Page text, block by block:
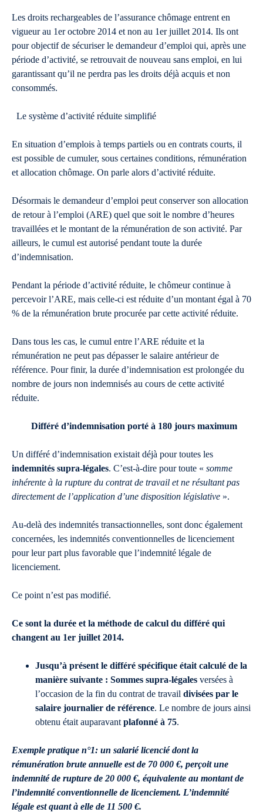
Les droits rechargeables de l’assurance chômage entrent en
vigueur au 1er octobre 2014 et non au 1er juillet 2014. Ils ont
pour objectif de sécuriser le demandeur d’emploi qui, après une
période d’activité, se retrouvait de nouveau sans emploi, en lui
garantissant qu’il ne perdra pas les droits déjà acquis et non
consommés.
Le système d’activité réduite simplifié
En situation d’emplois à temps partiels ou en contrats courts, il
est possible de cumuler, sous certaines conditions, rémunération
et allocation chômage. On parle alors d’activité réduite.
Désormais le demandeur d’emploi peut conserver son allocation
de retour à l’emploi (ARE) quel que soit le nombre d’heures
travaillées et le montant de la rémunération de son activité. Par
ailleurs, le cumul est autorisé pendant toute la durée
d’indemnisation.
Pendant la période d’activité réduite, le chômeur continue à
percevoir l’ARE, mais celle-ci est réduite d’un montant égal à 70
% de la rémunération brute procurée par cette activité réduite.
Dans tous les cas, le cumul entre l’ARE réduite et la
rémunération ne peut pas dépasser le salaire antérieur de
référence. Pour finir, la durée d’indemnisation est prolongée du
nombre de jours non indemnisés au cours de cette activité
réduite.
Différé d’indemnisation porté à 180 jours maximum
Un différé d’indemnisation existait déjà pour toutes les
indemnités supra-légales. C’est-à-dire pour toute « somme
inhérente à la rupture du contrat de travail et ne résultant pas
directement de l’application d’une disposition législative ».
Au-delà des indemnités transactionnelles, sont donc également
concernées, les indemnités conventionnelles de licenciement
pour leur part plus favorable que l’indemnité légale de
licenciement.
Ce point n’est pas modifié.
Ce sont la durée et la méthode de calcul du différé qui
changent au 1er juillet 2014.
Jusqu’à présent le différé spécifique était calculé de la
manière suivante : Sommes supra-légales versées à
l’occasion de la fin du contrat de travail divisées par le
salaire journalier de référence. Le nombre de jours ainsi
obtenu était auparavant plafonné à 75.
Exemple pratique n°1: un salarié licencié dont la
rémunération brute annuelle est de 70 000 €, perçoit une
indemnité de rupture de 20 000 €, équivalente au montant de
l’indemnité conventionnelle de licenciement. L’indemnité
légale est quant à elle de 11 500 €.